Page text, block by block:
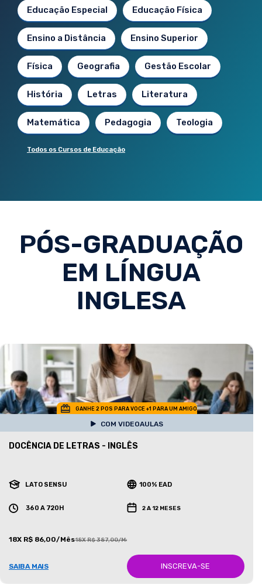
Educação Especial Educação Física
Ensino a Distância Ensino Superior
Física Geografia Gestão Escolar
História Letras Literatura
Matemática Pedagogia Teologia
Todos os Cursos de Educação
PÓS-GRADUAÇÃO
EM LÍNGUA
INGLESA
GANHE 2 POS PARA VOCE +1 PARA UM AMIGO
COM VIDEOAULAS
DOCÊNCIA DE LETRAS - INGLÊS
LATO SENSU 100% EAD
360 A 720H 2 A 12 MESES
18X R$ 86,00/Mês18X R$ 387,00/Mês
SAIBA MAIS INSCREVA-SE